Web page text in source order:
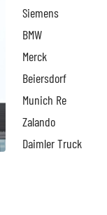
Siemens
BMW
Merck
Beiersdorf
Munich Re
Zalando
Daimler Truck